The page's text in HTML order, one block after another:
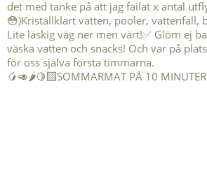
🥭🥑🌶️🍋‍🟩SOMMARMAT PÅ 10 MINUTER